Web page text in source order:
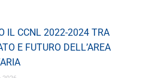
IL CCNL 2022-2024 TRA
E FUTURO DELL’AREA